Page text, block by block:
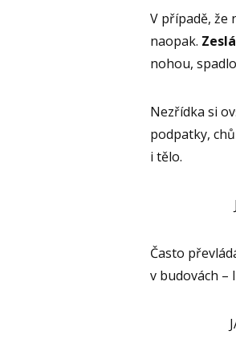
V případě, že
naopak.
nohou,
Nezřídka si
podpatky,
i tělo.
Často
v budovách –